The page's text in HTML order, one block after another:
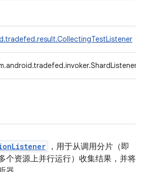
，用于从调用分片（即
个资源上并行运行）收集结果，并将